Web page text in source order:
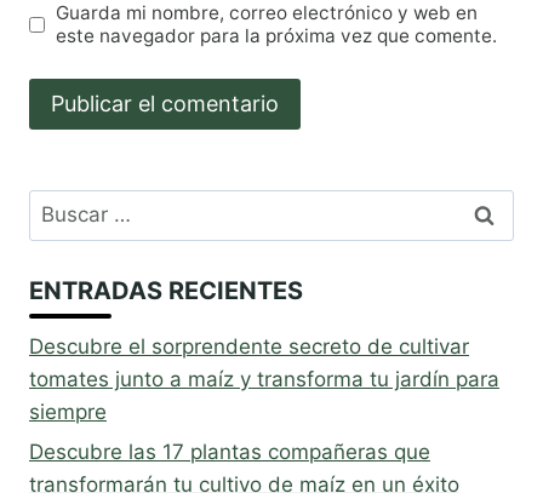
Guarda mi nombre, correo electrónico y web en
este navegador para la próxima vez que comente.
Buscar:
ENTRADAS RECIENTES
Descubre el sorprendente secreto de cultivar
tomates junto a maíz y transforma tu jardín para
siempre
Descubre las 17 plantas compañeras que
transformarán tu cultivo de maíz en un éxito